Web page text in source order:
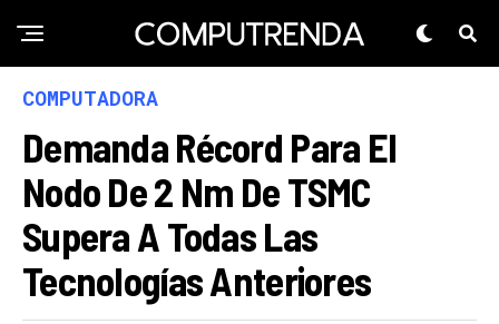
COMPUTADORA
Demanda Récord Para El
Nodo De 2 Nm De TSMC
Supera A Todas Las
Tecnologías Anteriores